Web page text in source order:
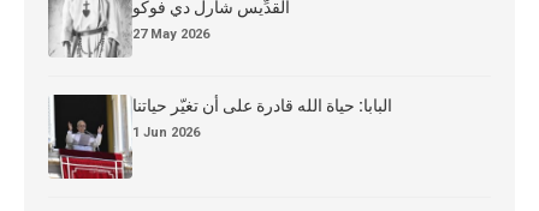
القدِّيس شارل دي فوكو
27 May 2026
البابا: حياة الله قادرة على أن تغيّر حياتنا
1 Jun 2026